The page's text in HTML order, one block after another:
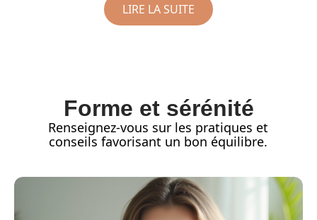
LIRE LA SUITE
Forme et sérénité
Renseignez-vous sur les pratiques et
conseils favorisant un bon équilibre.